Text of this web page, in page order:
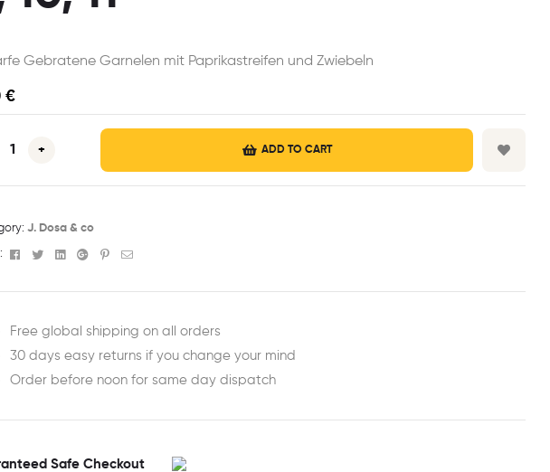
Gebratene Garnelen mit Paprikastreifen und Zwiebeln
€
+ ADD TO CART
J. Dosa & co
Facebook
TwitterLinkedinGoogle+Pinterest
Email
Free global shipping on all orders
30 days easy returns if you change your mind
Order before noon for same day dispatch
Safe Checkout